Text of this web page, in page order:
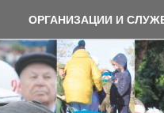
ОРГАНИЗАЦИИ И